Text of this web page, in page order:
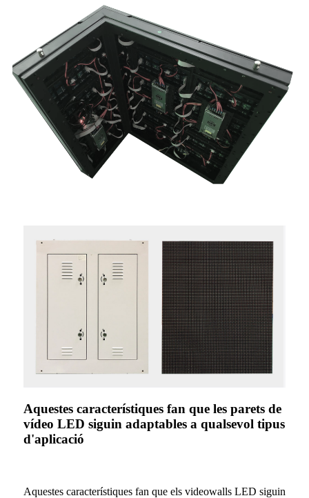
Aquestes característiques fan que les parets de
vídeo LED siguin adaptables a qualsevol tipus
d'aplicació
Aquestes característiques fan que els videowalls LED siguin